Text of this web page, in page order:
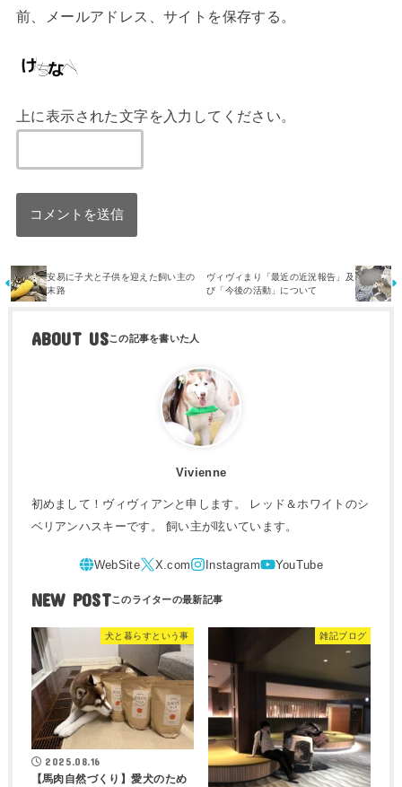
前、メールアドレス、サイトを保存する。
上に表示された文字を入力してください。
安易に子犬と子供を迎えた飼い主の
末路
ヴィヴィまり「最近の近況報告」及
び「今後の活動」について
ABOUT US
Vivienne
初めまして！ヴィヴィアンと申します。 レッド＆ホワイトのシ
ベリアンハスキーです。 飼い主が呟いています。
NEW POST
犬と暮らすという事
2025.08.16
【馬肉自然づくり】愛犬のため
雑記ブログ